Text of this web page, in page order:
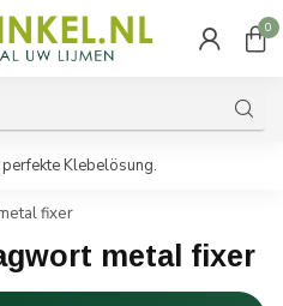
0
Klebelösung.
fixer
metal fixer